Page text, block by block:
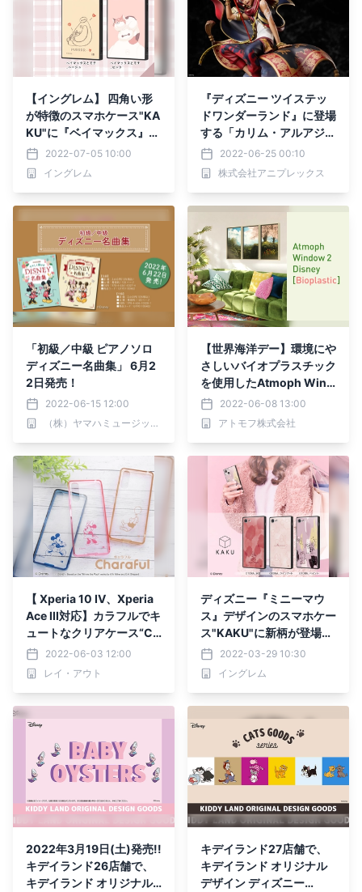
【イングレム】 四角い形
が特徴のスマホケース"KA
KU"に『ベイマックス』よ
り「ベイマックス」と「モ
チ」のデザインが新登場！
【7/1発売】
2022-07-05 10:00
イングレム
『ディズニー ツイステッ
ドワンダーランド』に登場
する「カリム・アルアジー
ム」が 1/8スケールフィギ
ュアとなって登場！
2022-06-25 00:10
株式会社アニプレックス
「初級／中級 ピアノソロ
ディズニー名曲集」 6月2
2日発売！
2022-06-15 12:00
（株）ヤマハミュージックエンタテインメントホールディングス
【世界海洋デー】環境にや
さしいバイオプラスチック
を使用したAtmoph Wind
ow 2 | Disney [Bioplasti
c]の実現をはじめ、今後も
SDGsに取り組みます
2022-06-08 13:00
アトモフ株式会社
【 Xperia 10 IV、Xperia
Ace III対応】カラフルでキ
ュートなクリアケース“Ch
araful”に、「ミニーマウ
ス」と「プー」デザインの
新柄が仲間入り！６月中旬
2022-06-03 12:00
レイ・アウト
ディズニー『ミニーマウ
ス』デザインのスマホケー
ス"KAKU"に新柄が登場！
【iPhone SE（第3世代）
対応】
2022-03-29 10:30
イングレム
2022年3月19日(土)発売!!
キデイランド26店舗で、
キデイランド オリジナル
キデイランド27店舗で、
キデイランド オリジナル
デザイン ディズニー